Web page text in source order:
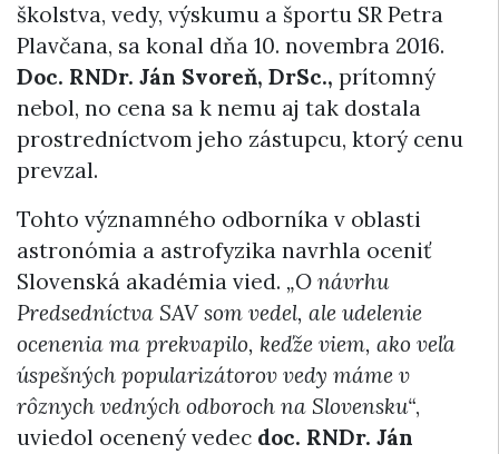
školstva, vedy, výskumu a športu SR Petra
Plavčana, sa konal dňa 10. novembra 2016.
Doc. RNDr. Ján Svoreň, DrSc., prítomný
nebol, no cena sa k nemu aj tak dostala
prostredníctvom jeho zástupcu, ktorý cenu
prevzal.
Tohto významného odborníka v oblasti
astronómia a astrofyzika navrhla oceniť
Slovenská akadémia vied. „O návrhu
Predsedníctva SAV som vedel, ale udelenie
ocenenia ma prekvapilo, keďže viem, ako veľa
úspešných popularizátorov vedy máme v
rôznych vedných odboroch na Slovensku“,
uviedol ocenený vedec doc. RNDr. Ján